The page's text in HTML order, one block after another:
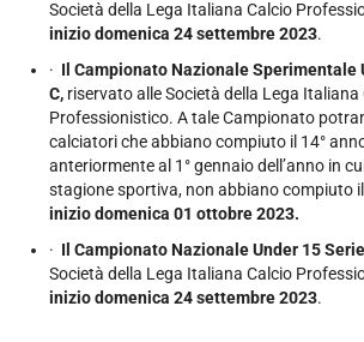
Società della Lega Italiana Calcio
inizio domenica 24 settembre 2023.
· Il Campionato Nazionale Sperimentale
C, riservato alle Società della Lega Italiana
Professionistico. A tale Campionato
calciatori che abbiano compiuto il 14°
anteriormente al 1° gennaio dell’anno in
stagione sportiva, non abbiano compiuto
inizio domenica 01 ottobre 2023.
· Il Campionato Nazionale Under 15
Società della Lega Italiana Calcio
inizio domenica 24 settembre 2023.